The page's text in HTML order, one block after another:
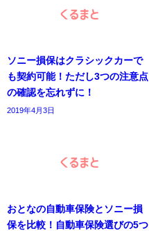
ソニー損保はクラシックカーで
も契約可能！ただし3つの注意点
の確認を忘れずに！
2019年4月3日
おとなの自動車保険とソニー損
保を比較！自動車保険選びの5つ